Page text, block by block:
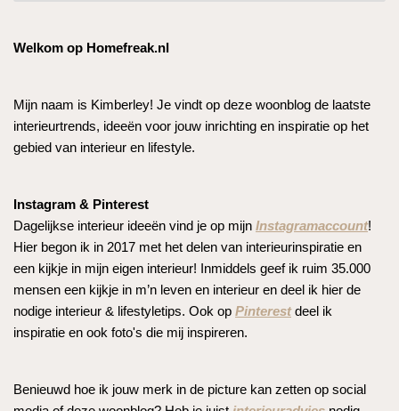
Welkom op Homefreak.nl
Mijn naam is Kimberley! Je vindt op deze woonblog de laatste
interieurtrends, ideeën voor jouw inrichting en inspiratie op het
gebied van interieur en lifestyle.
Instagram & Pinterest
Dagelijkse interieur ideeën vind je op mijn Instagramaccount!
Hier begon ik in 2017 met het delen van interieurinspiratie en
een kijkje in mijn eigen interieur! Inmiddels geef ik ruim 35.000
mensen een kijkje in m’n leven en interieur en deel ik hier de
nodige interieur & lifestyletips. Ook op Pinterestdeel ik
inspiratie en ook foto's die mij inspireren.
Benieuwd hoe ik jouw merk in de picture kan zetten op social